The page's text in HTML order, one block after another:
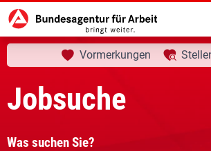
Startseite Jobsuche aktuelle Seite:
Ihre Suche
Vormerkungen
Jobsuche
Was suchen Sie?